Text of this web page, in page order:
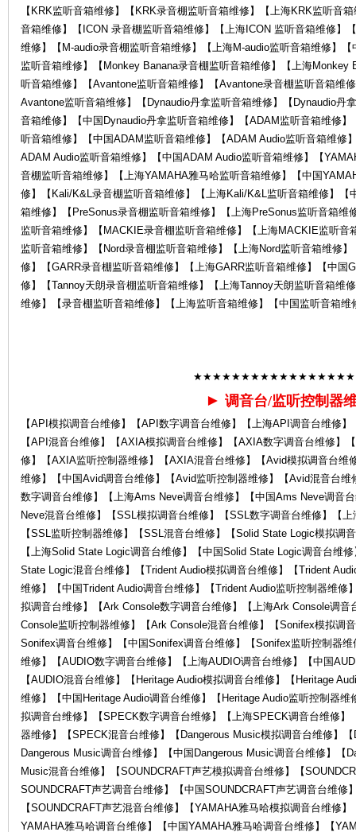
【KRK监听音箱维修】【KRK录音棚监听音箱维修】【上海KRK监听音
音箱维修】【ICON 录音棚监听音箱维修】【上海ICON 监听音箱维修】
维修】【M-audio录音棚监听音箱维修】【上海M-audio监听音箱维修】
监听音箱维修】【Monkey Banana录音棚监听音箱维修】【上海
听音箱维修】【Avantone监听音箱维修】【Avantone录音棚监听音箱维
Avantone监听音箱维修】【Dynaudio丹拿监听音箱维修】【Dynaudio丹
音箱维修】【中国Dynaudio丹拿监听音箱维修】【ADAM监听音箱维修
听音箱维修】【中国ADAM监听音箱维修】【ADAM Audio监听音箱维修
ADAM Audio监听音箱维修】【中国ADAM Audio监听音箱维修】【
音棚监听音箱维修】【上海YAMAHA雅马哈监听音箱维修】【中国
修】【Kali/K&L录音棚监听音箱维修】【上海Kali/K&L监听音箱维修】
箱维修】【PreSonus录音棚监听音箱维修】【上海PreSonus监听音箱
监听音箱维修】【MACKIE录音棚监听音箱维修】【上海MACKIE监听
监听音箱维修】【Nord录音棚监听音箱维修】【上海Nord监听音箱维修
修】【GARR录音棚监听音箱维修】【上海GARR监听音箱维修】【中国
修】【Tannoy天朗录音棚监听音箱维修】【上海Tannoy天朗监听音箱维
维修】【录音棚监听音箱维修】【上海监听音箱维修】【中国监听音箱维
► 调音台/监听控制器
【API模拟调音台维修】【API数字调音台维修】【上海API调音台维修
【API混音台维修】【AXIA模拟调音台维修】【AXIA数字调音台维修】
修】【AXIA监听控制器维修】【AXIA混音台维修】【Avid模拟调音台维
维修】【中国Avid调音台维修】【Avid监听控制器维修】【Avid混音台
数字调音台维修】【上海Ams Neve调音台维修】【中国Ams Neve调音
Neve混音台维修】【SSL模拟调音台维修】【SSL数字调音台维修】【
【SSL监听控制器维修】【SSL混音台维修】【Solid State Logic模拟调
【上海Solid State Logic调音台维修】【中国Solid State Logic调音台维
State Logic混音台维修】【Trident Audio模拟调音台维修】【Trident
维修】【中国Trident Audio调音台维修】【Trident Audio监听控制器维修
拟调音台维修】【Ark Console数字调音台维修】【上海Ark Console调
Console监听控制器维修】【Ark Console混音台维修】【Sonifex模拟调
Sonifex调音台维修】【中国Sonifex调音台维修】【Sonifex监听控制器
维修】【AUDIO数字调音台维修】【上海AUDIO调音台维修】【中国
【AUDIO混音台维修】【Heritage Audio模拟调音台维修】【Heritage
维修】【中国Heritage Audio调音台维修】【Heritage Audio监听控制器
拟调音台维修】【SPECK数字调音台维修】【上海SPECK调音台维修
器维修】【SPECK混音台维修】【Dangerous Music模拟调音台维修】
Dangerous Music调音台维修】【中国Dangerous Music调音台维修】【
Music混音台维修】【SOUNDCRAFT声艺模拟调音台维修】【
SOUNDCRAFT声艺调音台维修】【中国SOUNDCRAFT声艺调音台维修
【SOUNDCRAFT声艺混音台维修】【YAMAHA雅马哈模拟调音台维修
YAMAHA雅马哈调音台维修】【中国YAMAHA雅马哈调音台维修】【